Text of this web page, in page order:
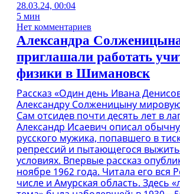
28.03.24, 00:04
5 мин
Нет комментариев
Александра
приглашали работать
физики в Шимановск
Рассказ «Один день Ивана
Александру Солженицыну
Сам отсидев почти десять лет в
Александр Исаевич описал
русского мужика, попавшего в
репрессий и пытающегося
условиях. Впервые рассказ
ноябре 1962 года. Читала его вся
числе и Амурская область. Здесь